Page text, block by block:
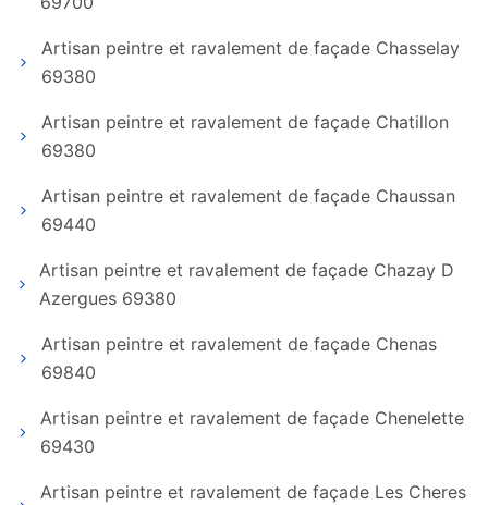
Artisan peintre et ravalement de façade Chasselay
69380
Artisan peintre et ravalement de façade Chatillon
69380
Artisan peintre et ravalement de façade Chaussan
69440
Artisan peintre et ravalement de façade Chazay D
Azergues 69380
Artisan peintre et ravalement de façade Chenas
69840
Artisan peintre et ravalement de façade Chenelette
69430
Artisan peintre et ravalement de façade Les Cheres